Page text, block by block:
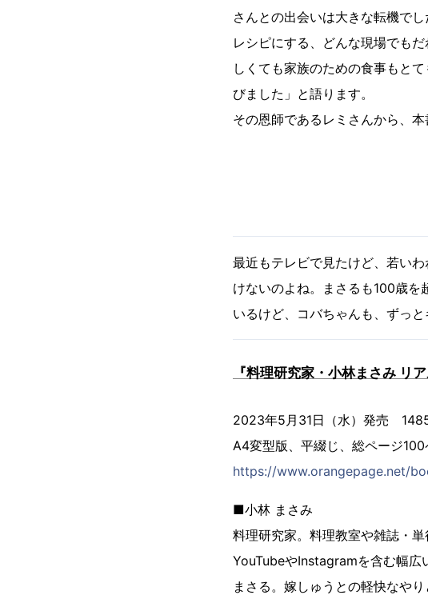
さんとの出会いは大きな転機で
レシピにする、どんな現場でも
しくても家族のための食事もと
びました」と語ります。
その恩師であるレミさんから、
最近もテレビで見たけど、若い
けないのよね。まさるも100歳
いるけど、コバちゃんも、ずっ
『料理研究家・小林まさみ リ
2023年5月31日（水）発売
A4変型版、平綴じ、総ページ
https://www.orangepage.net/
■小林 まさみ
料理研究家。料理教室や雑誌・
YouTubeやInstagramを含む幅広
まさる。嫁しゅうとの軽快なや